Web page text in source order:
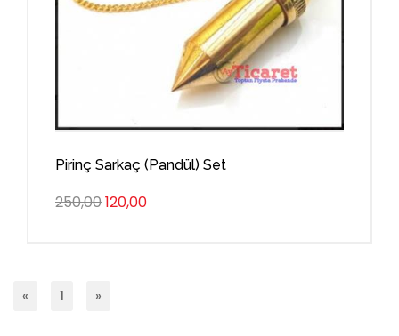
Pirinç Sarkaç (Pandül) Set
250,00120,00
« 1 »